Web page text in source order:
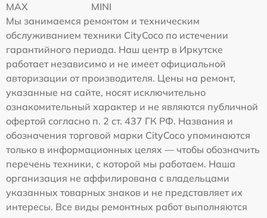
MAX
MINI
Мы занимаемся ремонтом и техническим
обслуживанием техники CityCoco по истечении
гарантийного периода. Наш центр в Иркутске
работает независимо и не имеет официальной
авторизации от производителя. Цены на ремонт,
указанные на сайте, носят исключительно
ознакомительный характер и не являются публичной
офертой согласно п. 2 ст. 437 ГК РФ. Названия и
обозначения торговой марки CityCoco упоминаются
только в информационных целях — чтобы обозначить
перечень техники, с которой мы работаем. Наша
организация не аффилирована с владельцами
указанных товарных знаков и не представляет их
интересы. Все виды ремонтных работ выполняются